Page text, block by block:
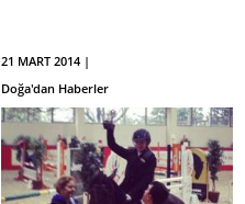
21 MART 2014 |
Doğa'dan Haberler